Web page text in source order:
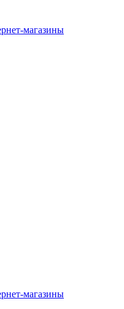
магазины
магазины